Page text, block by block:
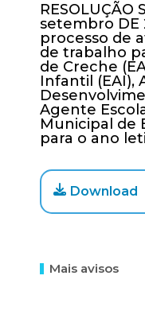
RESOLUÇÃO
setembro DE
processo de
de trabalho
de Creche
Infantil (EAI),
Agente
Municipal de
para o ano
Download
Mais avisos